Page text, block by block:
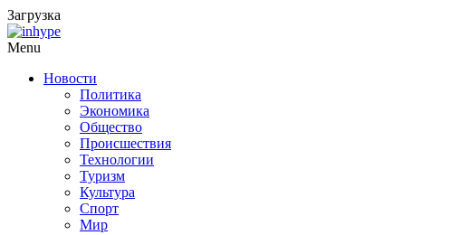
Загрузка
Menu
Новости
Политика
Экономика
Общество
Происшествия
Технологии
Туризм
Культура
Спорт
Мир